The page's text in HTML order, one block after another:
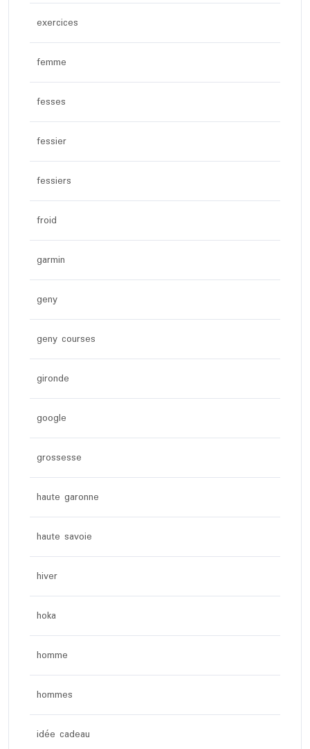
exercices
femme
fesses
fessier
fessiers
froid
garmin
geny
geny courses
gironde
google
grossesse
haute garonne
haute savoie
hiver
hoka
homme
hommes
idée cadeau